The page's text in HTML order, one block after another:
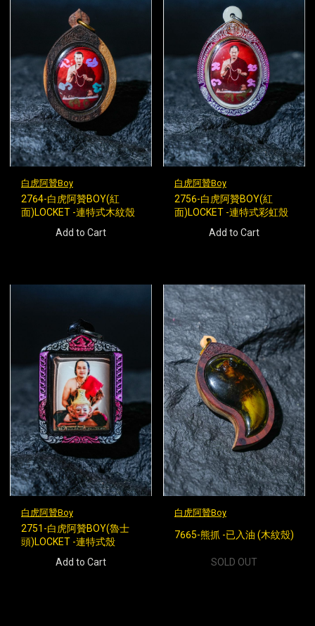
白虎阿贊Boy
2764-白虎阿贊BOY(紅
面)LOCKET -連特式木紋殼
Add to Cart
白虎阿贊Boy
2756-白虎阿贊BOY(紅
面)LOCKET -連特式彩虹殼
Add to Cart
白虎阿贊Boy
2751-白虎阿贊BOY(魯士
頭)LOCKET -連特式殼
Add to Cart
白虎阿贊Boy
7665-熊抓 -已入油 (木紋殼)
SOLD OUT